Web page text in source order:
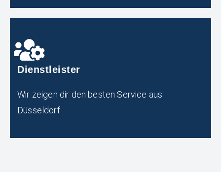
Dienstleister
Wir zeigen dir den besten Service aus
Düsseldorf